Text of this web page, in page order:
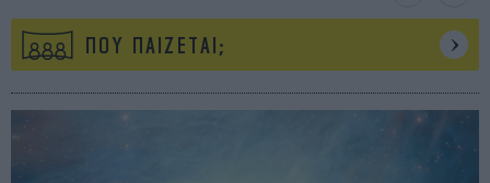
ΠΟΥ ΠΑΙΖΕΤΑΙ;